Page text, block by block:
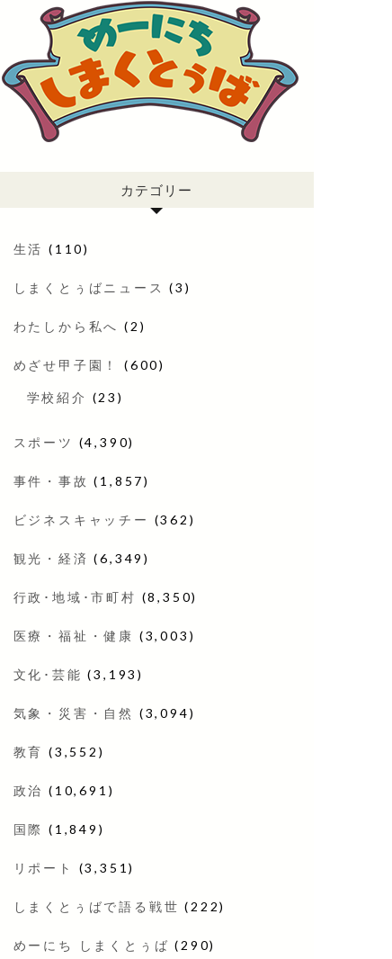
カテゴリー
生活 (110)
しまくとぅばニュース (3)
わたしから私へ (2)
めざせ甲子園！ (600)
学校紹介 (23)
スポーツ (4,390)
事件・事故 (1,857)
ビジネスキャッチー (362)
観光・経済 (6,349)
行政･地域･市町村 (8,350)
医療・福祉・健康 (3,003)
文化･芸能 (3,193)
気象・災害・自然 (3,094)
教育 (3,552)
政治 (10,691)
国際 (1,849)
リポート (3,351)
しまくとぅばで語る戦世 (222)
めーにち しまくとぅば (290)